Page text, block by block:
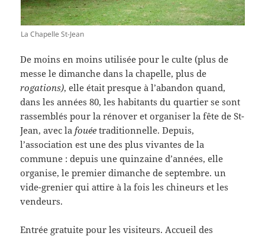
La Chapelle St-Jean
De moins en moins utilisée pour le culte (plus de
messe le dimanche dans la chapelle, plus de
rogations), elle était presque à l’abandon quand,
dans les années 80, les habitants du quartier se sont
rassemblés pour la rénover et organiser la fête de St-
Jean, avec la fouée traditionnelle. Depuis,
l’association est une des plus vivantes de la
commune : depuis une quinzaine d’années, elle
organise, le premier dimanche de septembre. un
vide-grenier qui attire à la fois les chineurs et les
vendeurs.
Entrée gratuite pour les visiteurs. Accueil des